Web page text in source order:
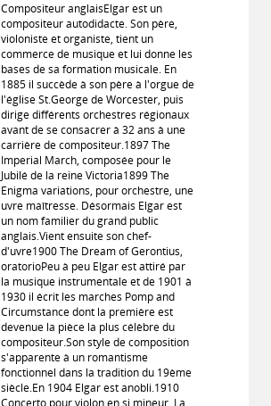
Compositeur anglaisElgar est un
compositeur autodidacte. Son père,
violoniste et organiste, tient un
commerce de musique et lui donne les
bases de sa formation musicale. En
1885 il succède à son père à l'orgue de
l'église St.George de Worcester, puis
dirige différents orchestres régionaux
avant de se consacrer à 32 ans à une
carrière de compositeur.1897 The
Imperial March, composée pour le
Jubilé de la reine Victoria1899 The
Enigma variations, pour orchestre, une
uvre maîtresse. Désormais Elgar est
un nom familier du grand public
anglais.Vient ensuite son chef-
d'uvre1900 The Dream of Gerontius,
oratorioPeu à peu Elgar est attiré par
la musique instrumentale et de 1901 à
1930 il écrit les marches Pomp and
Circumstance dont la première est
devenue la pièce la plus célèbre du
compositeur.Son style de composition
s'apparente à un romantisme
fonctionnel dans la tradition du 19ème
siècle.En 1904 Elgar est anobli.1910
Concerto pour violon en si mineur. La